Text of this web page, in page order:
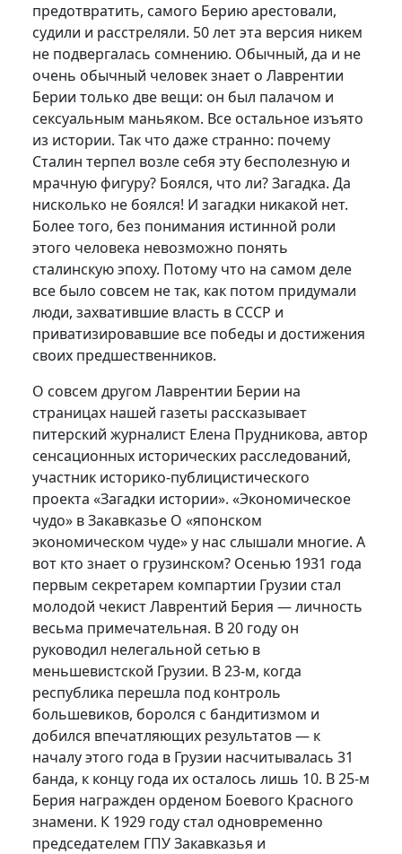
предотвратить, самого Берию арестовали,
судили и расстреляли. 50 лет эта версия никем
не подвергалась сомнению. Обычный, да и не
очень обычный человек знает о Лаврентии
Берии только две вещи: он был палачом и
сексуальным маньяком. Все остальное изъято
из истории. Так что даже странно: почему
Сталин терпел возле себя эту бесполезную и
мрачную фигуру? Боялся, что ли? Загадка. Да
нисколько не боялся! И загадки никакой нет.
Более того, без понимания истинной роли
этого человека невозможно понять
сталинскую эпоху. Потому что на самом деле
все было совсем не так, как потом придумали
люди, захватившие власть в СССР и
приватизировавшие все победы и достижения
своих предшественников.
О совсем другом Лаврентии Берии на
страницах нашей газеты рассказывает
питерский журналист Елена Прудникова, автор
сенсационных исторических расследований,
участник историко-публицистического
проекта «Загадки истории». «Экономическое
чудо» в Закавказье О «японском
экономическом чуде» у нас слышали многие. А
вот кто знает о грузинском? Осенью 1931 года
первым секретарем компартии Грузии стал
молодой чекист Лаврентий Берия — личность
весьма примечательная. В 20 году он
руководил нелегальной сетью в
меньшевистской Грузии. В 23-м, когда
республика перешла под контроль
большевиков, боролся с бандитизмом и
добился впечатляющих результатов — к
началу этого года в Грузии насчитывалась 31
банда, к концу года их осталось лишь 10. В 25-м
Берия награжден орденом Боевого Красного
знамени. К 1929 году стал одновременно
председателем ГПУ Закавказья и